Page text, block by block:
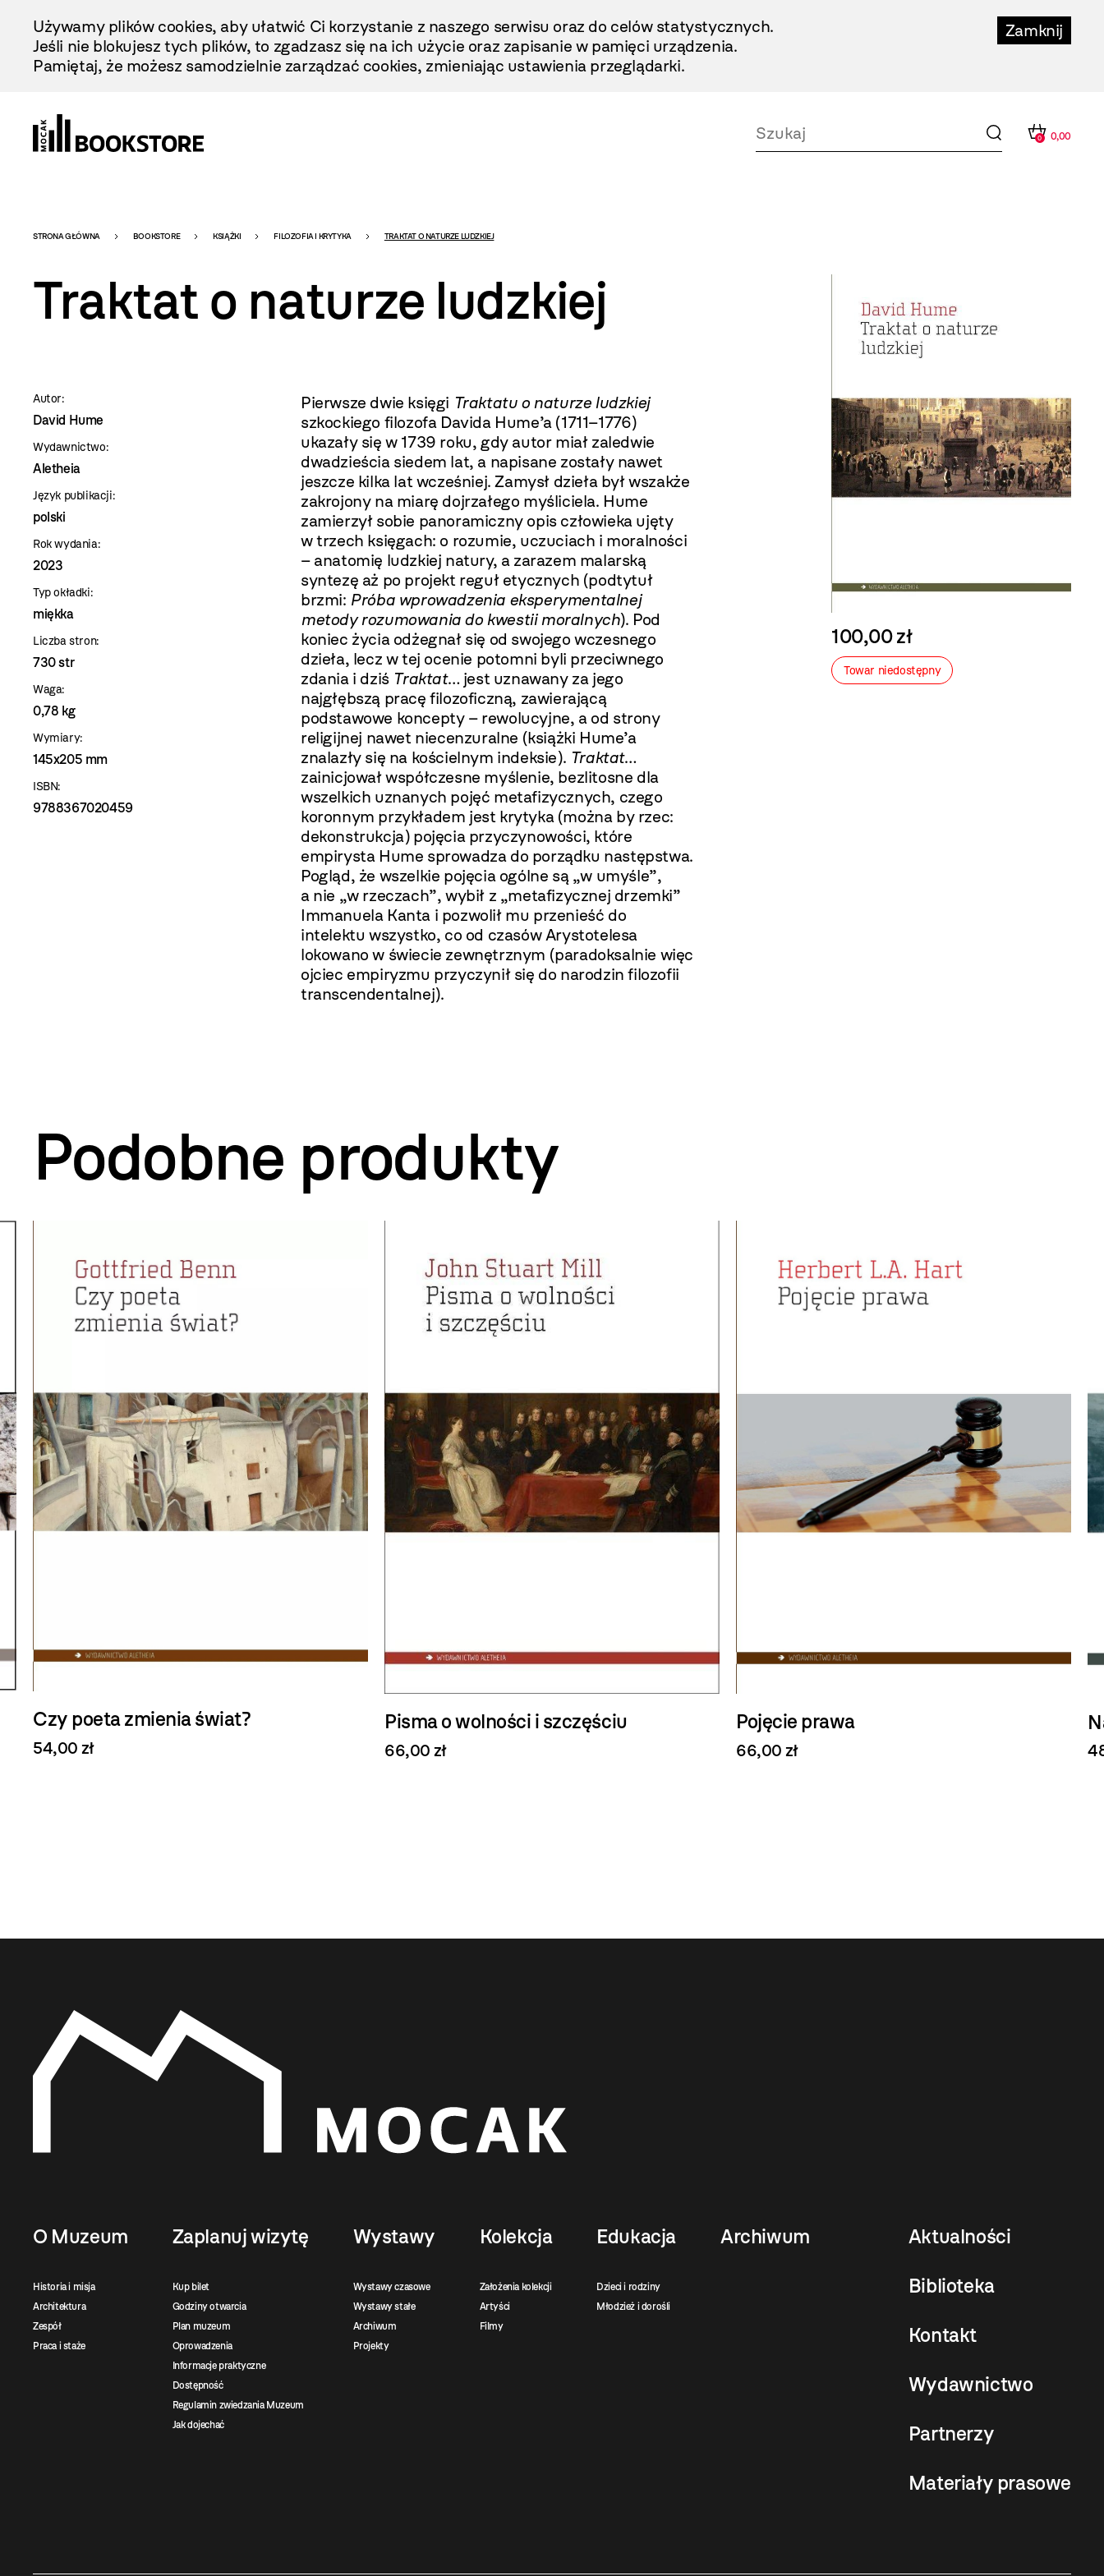
Treści
Zamknij
Używamy plików cookies, aby ułatwić Ci korzystanie z naszego serwisu oraz do celów statystycznych.
Jeśli nie blokujesz tych plików, to zgadzasz się na ich użycie oraz zapisanie w pamięci urządzenia.
Pamiętaj, że możesz samodzielnie zarządzać cookies, zmieniając ustawienia przeglądarki.
0 0,00
Bookstore
-
szablon
szczegóły
STRONA GŁÓWNA BOOKSTORE KSIĄŻKI FILOZOFIA I KRYTYKA TRAKTAT O NATURZE LUDZKIEJ
Traktat o naturze ludzkiej
Autor:
David Hume
Wydawnictwo:
Aletheia
Język publikacji:
polski
Rok wydania:
2023
Typ okładki:
miękka
Liczba stron:
730 str
Waga:
0,78 kg
Wymiary:
145x205 mm
ISBN:
9788367020459
Pierwsze dwie księgi Traktatu o naturze ludzkiej
szkockiego filozofa Davida Hume’a (1711–1776)
ukazały się w 1739 roku, gdy autor miał zaledwie
dwadzieścia siedem lat, a napisane zostały nawet
jeszcze kilka lat wcześniej. Zamysł dzieła był wszakże
zakrojony na miarę dojrzałego myśliciela. Hume
zamierzył sobie panoramiczny opis człowieka ujęty
w trzech księgach: o rozumie, uczuciach i moralności
– anatomię ludzkiej natury, a zarazem malarską
syntezę aż po projekt reguł etycznych (podtytuł
brzmi: Próba wprowadzenia eksperymentalnej
metody rozumowania do kwestii moralnych). Pod
koniec życia odżegnał się od swojego wczesnego
dzieła, lecz w tej ocenie potomni byli przeciwnego
zdania i dziś Traktat… jest uznawany za jego
najgłębszą pracę filozoficzną, zawierającą
podstawowe koncepty – rewolucyjne, a od strony
religijnej nawet niecenzuralne (książki Hume’a
znalazły się na kościelnym indeksie). Traktat…
zainicjował współczesne myślenie, bezlitosne dla
wszelkich uznanych pojęć metafizycznych, czego
koronnym przykładem jest krytyka (można by rzec:
dekonstrukcja) pojęcia przyczynowości, które
empirysta Hume sprowadza do porządku następstwa.
Pogląd, że wszelkie pojęcia ogólne są „w umyśle”,
a nie „w rzeczach”, wybił z „metafizycznej drzemki”
Immanuela Kanta i pozwolił mu przenieść do
intelektu wszystko, co od czasów Arystotelesa
lokowano w świecie zewnętrznym (paradoksalnie więc
ojciec empiryzmu przyczynił się do narodzin filozofii
transcendentalnej).
100,00 zł
Towar niedostępny
Podobne produkty
Czy poeta zmienia świat?
54,00 zł
Pisma o wolności i szczęściu
66,00 zł
Pojęcie prawa
66,00 zł
O Muzeum
Historia i misja
Architektura
Zespół
Praca i staże
Zaplanuj wizytę
Kup bilet
Godziny otwarcia
Plan muzeum
Oprowadzenia
Informacje praktyczne
Dostępność
Regulamin zwiedzania Muzeum
Jak dojechać
Wystawy
Wystawy czasowe
Wystawy stałe
Archiwum
Projekty
Kolekcja
Założenia kolekcji
Artyści
Filmy
Edukacja
Dzieci i rodziny
Młodzież i dorośli
Archiwum Aktualności
Biblioteka
Kontakt
Wydawnictwo
Partnerzy
Materiały prasowe